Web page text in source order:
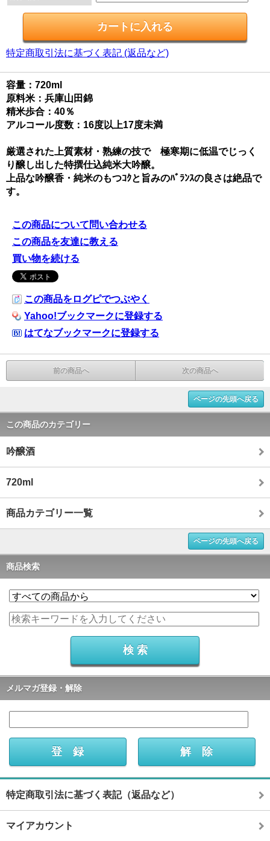
特定商取引法に基づく表記 (返品など)
容量：720ml
原料米：兵庫山田錦
精米歩合：40％
アルコール度数：16度以上17度未満
厳選された上質素材・熟練の技で 極寒期に低温でじっく
り醸し出した特撰仕込純米大吟醸。
上品な吟醸香・純米のもつｺｸと旨みのﾊﾞﾗﾝｽの良さは絶品で
す。
この商品について問い合わせる
この商品を友達に教える
買い物を続ける
この商品をログピでつぶやく
Yahoo!ブックマークに登録する
はてなブックマークに登録する
前の商品へ 次の商品へ
ページの先頭へ戻る
この商品のカテゴリー
吟醸酒
720ml
商品カテゴリー一覧
ページの先頭へ戻る
商品検索
メルマガ登録・解除
特定商取引法に基づく表記（返品など）
マイアカウント